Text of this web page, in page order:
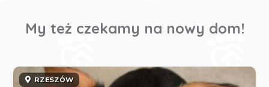
My też czekamy na nowy dom!
RZESZÓW